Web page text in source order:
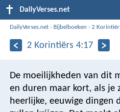
DailyVerses.net
DailyVerses.net › Bijbelboeken ›2
2 Korintiërs 4:17
De moeilijkheden van dit
en duren maar kort, als je
heerlijke, eeuwige dingen